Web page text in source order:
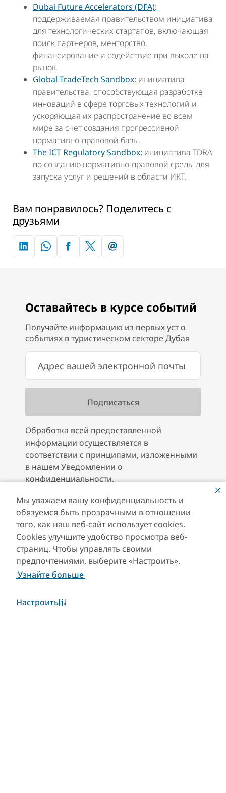
Мы уважаем вашу конфиденциальность и
обязуемся быть прозрачными в отношении
того, как наш веб-сайт использует cookies.
Cookies улучшите удобство просмотра веб-
страниц. Чтобы управлять своими
предпочтениями, выберите «Настроить».
Узнайте больше
Настроить
Dubai Future Accelerators (DFA):
поддерживаемая правительством инициатива
для технологических стартапов, включающая
поиск партнеров, менторство,
финансирование и содействие при выходе на
рынок.
Global TradeTech Sandbox: инициатива
правительства, способствующая разработке
инноваций в сфере торговых технологий и
ускоряющая их распространение во всем
мире за счет создания прогрессивной
нормативно-правовой базы.
The ICT Regulatory Sandbox: инициатива TDRA
по созданию нормативно-правовой среды для
запуска услуг и решений в области ИКТ.
Вам понравилось? Поделитесь с
друзьями
Оставайтесь в курсе событий
Получайте информацию из первых уст о
событиях в туристическом секторе Дубая
Обработка всей предоставленной
информации осуществляется в
соответствии с принципами, изложенными
в нашем Уведомлении о
конфиденциальности.